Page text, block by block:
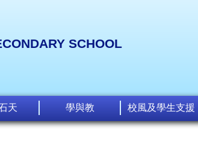
SCHOOL
天 學與教 校風及學生支援